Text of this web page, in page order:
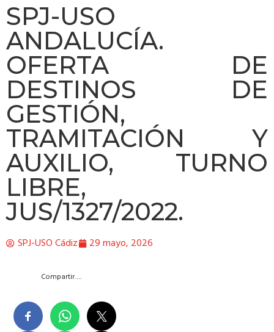
SPJ-USO
ANDALUCÍA.
OFERTA DE
DESTINOS DE
GESTIÓN,
TRAMITACIÓN Y
AUXILIO, TURNO
LIBRE,
JUS/1327/2022.
SPJ-USO Cádiz 29 mayo, 2026
Compartir….